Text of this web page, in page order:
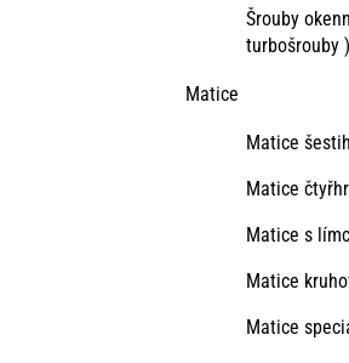
Šrouby
turbošrouby )
Matice
Matice
Matice
Matice s
Matice
Matice